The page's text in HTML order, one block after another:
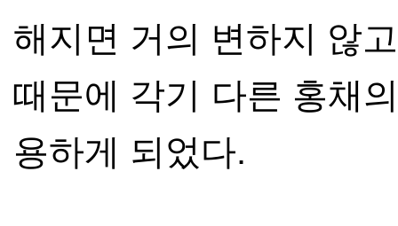
해지면 거의 변하지 않
때문에 각기 다른 홍채
용하게 되었다.